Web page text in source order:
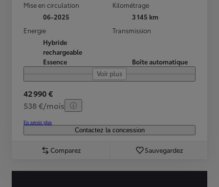
Mise en circulation
06-2025
Kilométrage
3 145 km
Energie
Hybride
rechargeable
Essence
Transmission
Boîte automatique
Voir plus
42 990 €
538 €/mois
En savoir plus
Contactez la concession
Comparez Sauvegardez